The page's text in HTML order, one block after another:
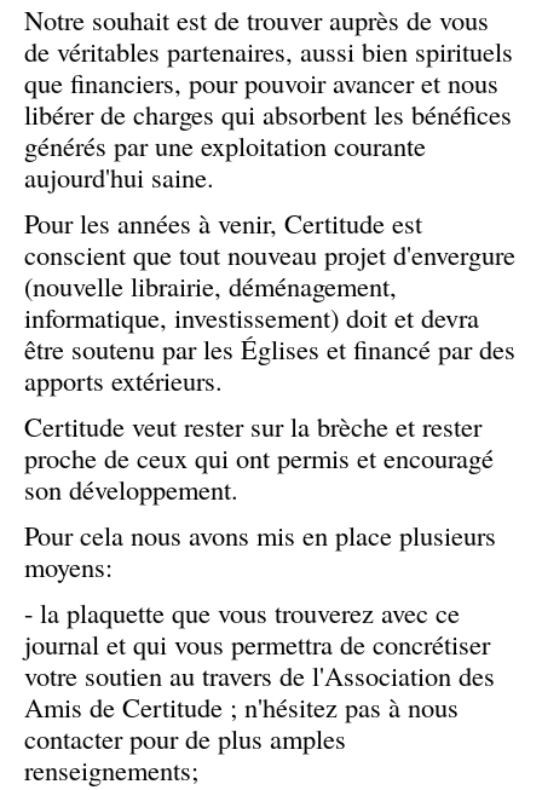
Notre souhait est de trouver auprès de vous
de véritables partenaires, aussi bien spirituels
que financiers, pour pouvoir avancer et nous
libérer de charges qui absorbent les bénéfices
générés par une exploitation courante
aujourd'hui saine.
Pour les années à venir, Certitude est
conscient que tout nouveau projet d'envergure
(nouvelle librairie, déménagement,
informatique, investissement) doit et devra
être soutenu par les Églises et financé par des
apports extérieurs.
Certitude veut rester sur la brèche et rester
proche de ceux qui ont permis et encouragé
son développement.
Pour cela nous avons mis en place plusieurs
moyens:
- la plaquette que vous trouverez avec ce
journal et qui vous permettra de concrétiser
votre soutien au travers de l'Association des
Amis de Certitude ; n'hésitez pas à nous
contacter pour de plus amples
renseignements;